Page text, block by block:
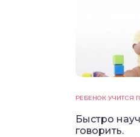
РЕБЕНОК УЧИТСЯ
Быстро
говорить.